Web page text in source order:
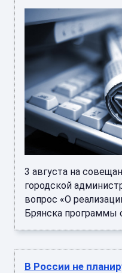
3 августа на
городской
вопрос «О
Брянска программы
В России не